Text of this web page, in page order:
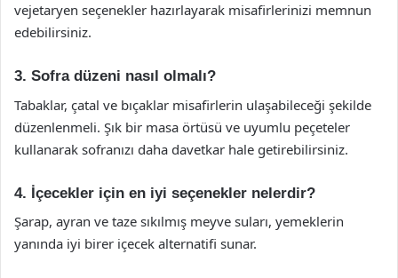
vejetaryen seçenekler hazırlayarak misafirlerinizi memnun
edebilirsiniz.
3. Sofra düzeni nasıl olmalı?
Tabaklar, çatal ve bıçaklar misafirlerin ulaşabileceği şekilde
düzenlenmeli. Şık bir masa örtüsü ve uyumlu peçeteler
kullanarak sofranızı daha davetkar hale getirebilirsiniz.
4. İçecekler için en iyi seçenekler nelerdir?
Şarap, ayran ve taze sıkılmış meyve suları, yemeklerin
yanında iyi birer içecek alternatifi sunar.